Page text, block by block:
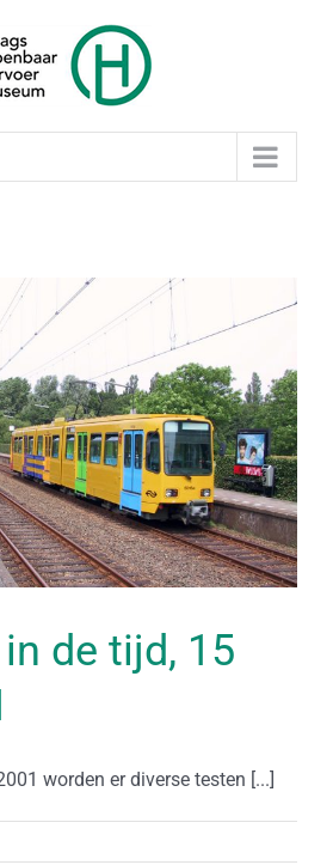
de tijd, 15
worden er diverse testen [...]